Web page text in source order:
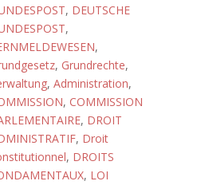
, DEUTSCHE
,
,
, Grundrechte,
, Administration,
, COMMISSION
, DROIT
, Droit
, DROITS
, LOI